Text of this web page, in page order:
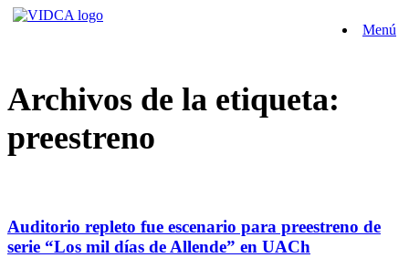
Saltar
Menú
Archivos de la etiqueta:
preestreno
Auditorio repleto fue escenario para preestreno de
serie “Los mil días de Allende” en UACh